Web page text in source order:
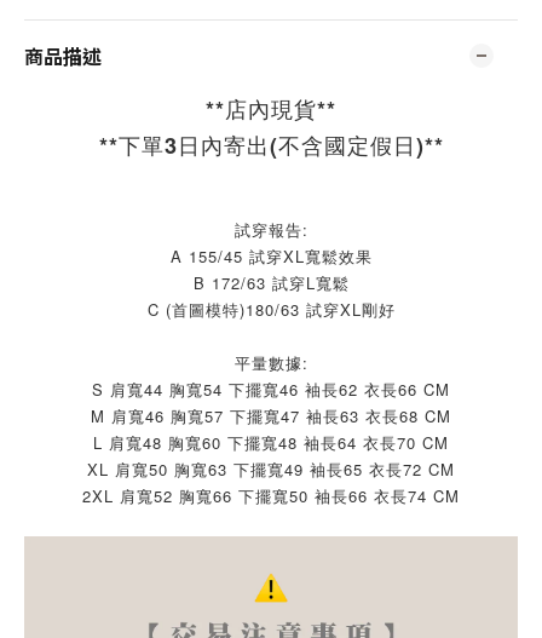
商品描述
**店內現貨**
**下單3日內寄出(不含國定假日)**
試穿報告:
A 155/45 試穿XL寬鬆效果
B 172/63 試穿L寬鬆
C (首圖模特)180/63 試穿XL剛好
平量數據:
S 肩寬44 胸寬54 下擺寬46 袖長62 衣長66 CM
M 肩寬46 胸寬57 下擺寬47 袖長63 衣長68 CM
L 肩寬48 胸寬60 下擺寬48 袖長64 衣長70 CM
XL 肩寬50 胸寬63 下擺寬49 袖長65 衣長72 CM
2XL 肩寬52 胸寬66 下擺寬50 袖長66 衣長74 CM